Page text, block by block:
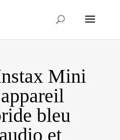
Mini
bleu
et